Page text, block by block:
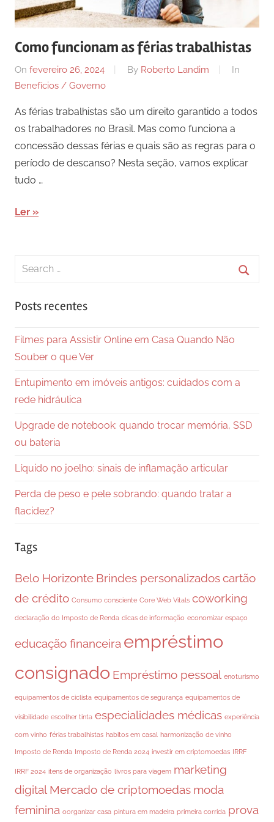
Como funcionam as férias trabalhistas
On fevereiro 26, 2024 By Roberto Landim
In
Benefícios / Governo
As férias trabalhistas são um direito garantido a todos
os trabalhadores no Brasil. Mas como funciona a
concessão dessas férias e quais são as regras para o
período de descanso? Nesta seção, vamos explicar
tudo …
Ler
Search
Posts recentes
Filmes para Assistir Online em Casa Quando Não
Souber o que Ver
Entupimento em imóveis antigos: cuidados com a
rede hidráulica
Upgrade de notebook: quando trocar memória, SSD
ou bateria
Líquido no joelho: sinais de inflamação articular
Perda de peso e pele sobrando: quando tratar a
flacidez?
Tags
Belo Horizonte Brindes personalizadoscartão
de crédito Consumo consciente Core Web Vitals coworking
declaração do Imposto de Renda dicas de informação economizar espaço
educação financeira empréstimo
consignado Empréstimo pessoal enoturismo
equipamentos de ciclista equipamentos de segurança equipamentos de
visibilidade escolher tinta especialidades médicas experiência
com vinho férias trabalhistas habitos em casal harmonização de vinho
Imposto de Renda Imposto de Renda 2024 investir em criptomoedas IRRF
IRRF 2024 itens de organização livros para viagem marketing
digital Mercado de criptomoedas moda
feminina oorganizar casa pintura em madeira primeira corrida prova